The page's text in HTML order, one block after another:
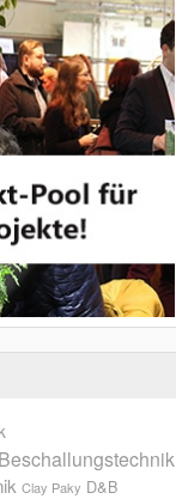
Beschallungstechnik
Clay Paky D&B